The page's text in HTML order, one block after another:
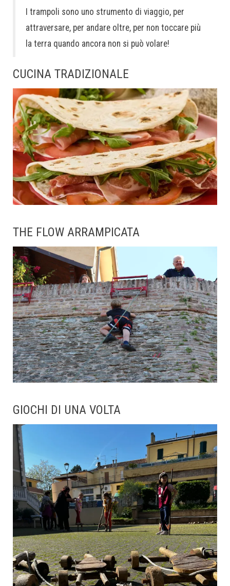
I trampoli sono uno strumento di viaggio, per
attraversare, per andare oltre, per non toccare più
la terra quando ancora non si può volare!
CUCINA TRADIZIONALE
THE FLOW ARRAMPICATA
GIOCHI DI UNA VOLTA